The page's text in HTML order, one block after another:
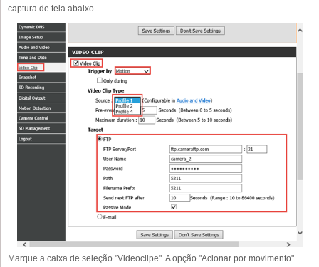
captura de tela abaixo.
Marque a caixa de seleção "Videoclipe". A opção "Acionar por movimento"